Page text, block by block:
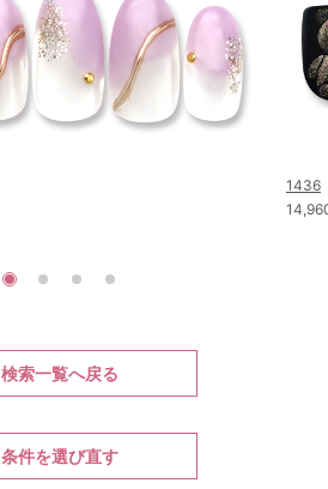
1436
検索一覧へ戻る
条件を選び直す